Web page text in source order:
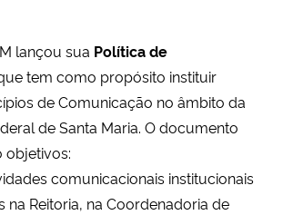
lançou sua Política de
tem como propósito instituir
de Comunicação no âmbito da
de Santa Maria. O documento
objetivos:
comunicacionais institucionais
na Reitoria, na Coordenadoria de